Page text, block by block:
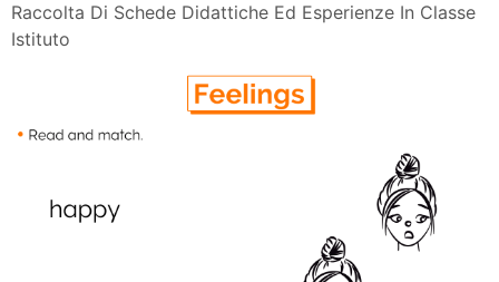
Raccolta Di Schede Didattiche Ed Esperienze In Classe
Istituto